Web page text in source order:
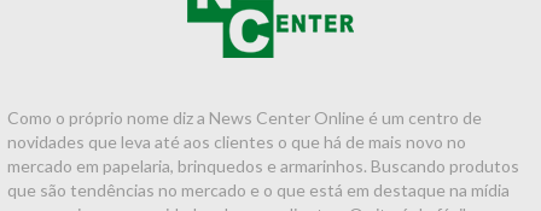
Como o próprio nome diz a News Center Online é um centro de
novidades que leva até aos clientes o que há de mais novo no
mercado em papelaria, brinquedos e armarinhos. Buscando produtos
que são tendências no mercado e o que está em destaque na mídia